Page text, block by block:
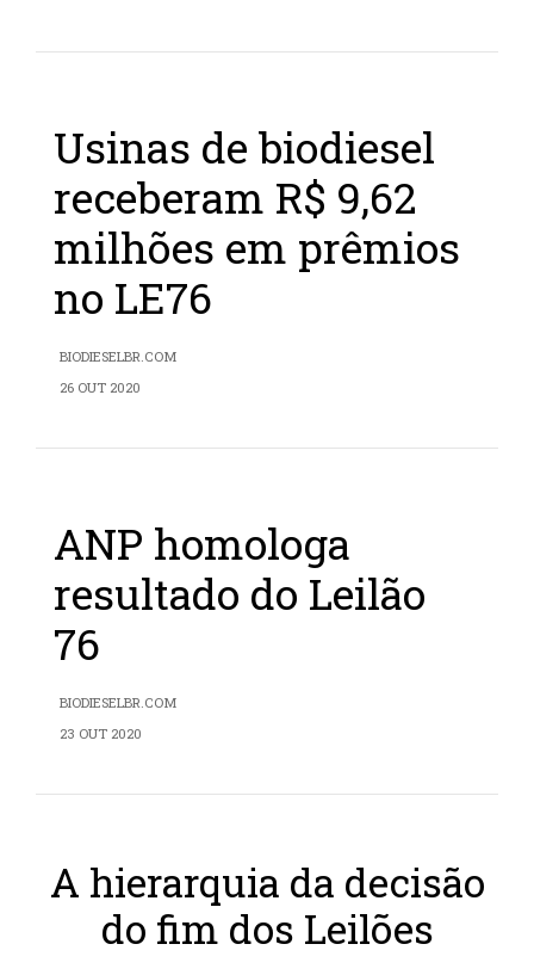
Usinas de biodiesel
receberam R$ 9,62
milhões em prêmios
no LE76
BIODIESELBR.COM
26 OUT 2020
ANP homologa
resultado do Leilão
76
BIODIESELBR.COM
23 OUT 2020
A hierarquia da decisão
do fim dos Leilões